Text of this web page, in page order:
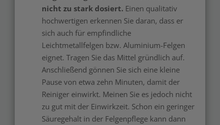
nicht zu stark dosiert. Einen qualitativ
hochwertigen erkennen Sie daran, dass er
sich auch für empfindliche
Leichtmetallfelgen bzw. Aluminium-Felgen
eignet. Tragen Sie das Mittel gründlich auf.
Anschließend gönnen Sie sich eine kleine
Pause von etwa zehn Minuten, damit der
Reiniger einwirkt. Meinen Sie es jedoch nicht
zu gut mit der Einwirkzeit. Schon ein geringer
Säuregehalt in der Felgenpflege kann dann